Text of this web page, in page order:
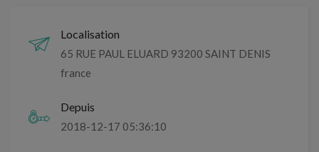
Localisation
65 RUE PAUL ELUARD 93200 SAINT DENIS
france
Depuis
2018-12-17 05:36:10